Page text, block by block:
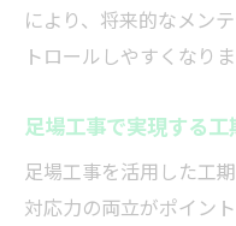
により、将来的なメン
トロールしやすくなりま
足場工事で実現する
足場工事を活用した工
対応力の両立がポイン